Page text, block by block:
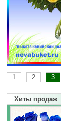
1 2 3
Хиты продаж